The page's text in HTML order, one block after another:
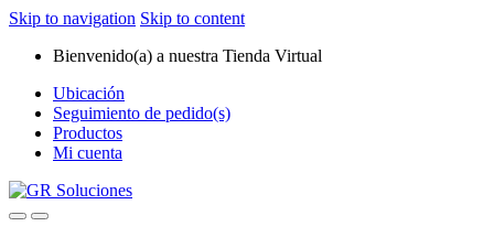
Skip to navigation Skip to content
Bienvenido(a) a nuestra Tienda Virtual
Ubicación
Seguimiento de pedido(s)
Productos
Mi cuenta